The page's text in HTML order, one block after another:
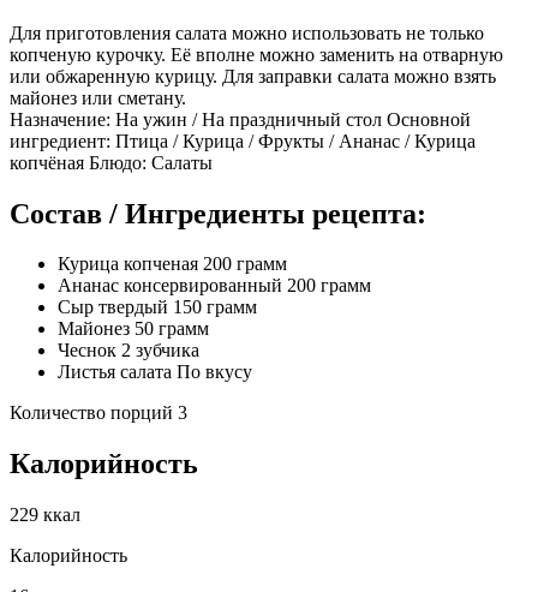
Для приготовления салата можно использовать не только
копченую курочку. Её вполне можно заменить на отварную
или обжаренную курицу. Для заправки салата можно взять
майонез или сметану.
Назначение: На ужин / На праздничный стол Основной
ингредиент: Птица / Курица / Фрукты / Ананас / Курица
копчёная Блюдо: Салаты
Состав / Ингредиенты рецепта:
Курица копченая 200 грамм
Ананас консервированный 200 грамм
Сыр твердый 150 грамм
Майонез 50 грамм
Чеснок 2 зубчика
Листья салата По вкусу
Количество порций 3
Калорийность
229 ккал
Калорийность